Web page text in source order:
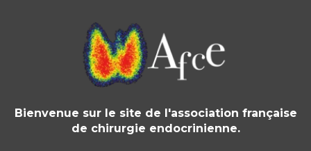
Bienvenue sur le site de l'association française
de chirurgie endocrinienne.